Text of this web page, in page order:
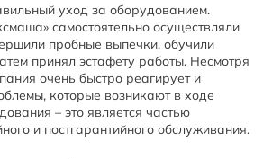
уход за оборудованием.
самостоятельно осуществляли
пробные выпечки, обучили
принял эстафету работы. Несмотря
очень быстро реагирует и
которые возникают в ходе
– это является частью
и постгарантийного обслуживания.